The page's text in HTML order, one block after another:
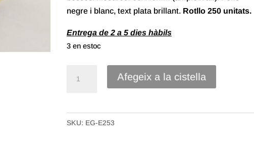
negre i blanc, text plata brillant. Rotllo 250 unitats.
Entrega de 2 a 5 dies hàbils
3 en estoc
Adhesiva
"Felicitats"
Afegeix a la cistella
SKU: EG-E253